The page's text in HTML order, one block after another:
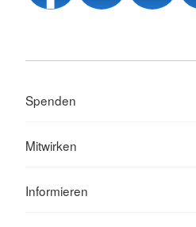
Spenden
Mitwirken
Informieren